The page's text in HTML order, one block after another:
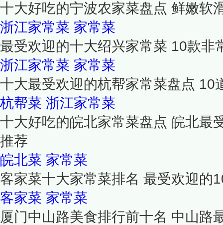
十大好吃的宁波农家菜盘点 鲜嫩软
浙江家常菜 家常菜
最受欢迎的十大绍兴家常菜 10款非
浙江家常菜 家常菜
十大最受欢迎的杭帮家常菜盘点 10
杭帮菜 浙江家常菜
十大好吃的皖北家常菜盘点 皖北最
推荐
皖北菜 家常菜
客家菜十大家常菜排名 最受欢迎的
客家菜 家常菜
厦门中山路美食排行前十名 中山路